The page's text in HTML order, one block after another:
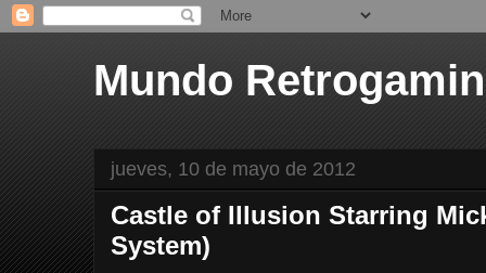
Mundo
jueves, 10 de mayo de 2012
Castle of Illusion Starring
System)